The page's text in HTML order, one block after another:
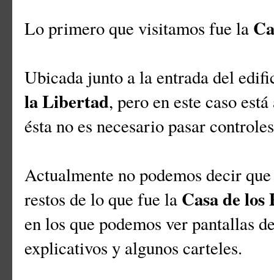
Lo primero que visitamos fue la
Ubicada junto a la entrada del
la Libertad, pero en este caso
ésta no es necesario pasar
Actualmente no podemos decir
restos de lo que fue la Casa de los
en los que podemos ver pantallas
explicativos y algunos carteles.